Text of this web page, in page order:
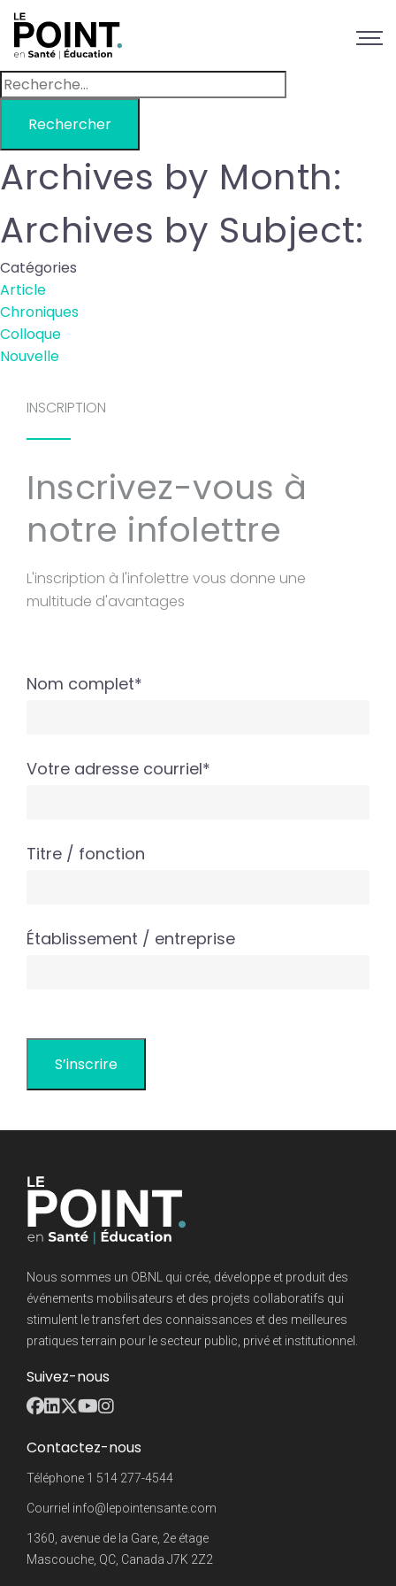
Rechercher :
Archives by Month:
Archives by Subject:
Catégories
Article
Chroniques
Colloque
Nouvelle
INSCRIPTION
Inscrivez-vous à
notre infolettre
L'inscription à l'infolettre vous donne une
multitude d'avantages
Nom complet*
Votre adresse courriel*
Titre / fonction
Établissement / entreprise
Nous sommes un OBNL qui crée, développe et produit des
événements mobilisateurs et des projets collaboratifs qui
stimulent le transfert des connaissances et des meilleures
pratiques terrain pour le secteur public, privé et institutionnel.
Suivez-nous
Contactez-nous
Téléphone 1 514 277-4544
Courriel info@lepointensante.com
1360, avenue de la Gare, 2e étage
Mascouche, QC, Canada J7K 2Z2